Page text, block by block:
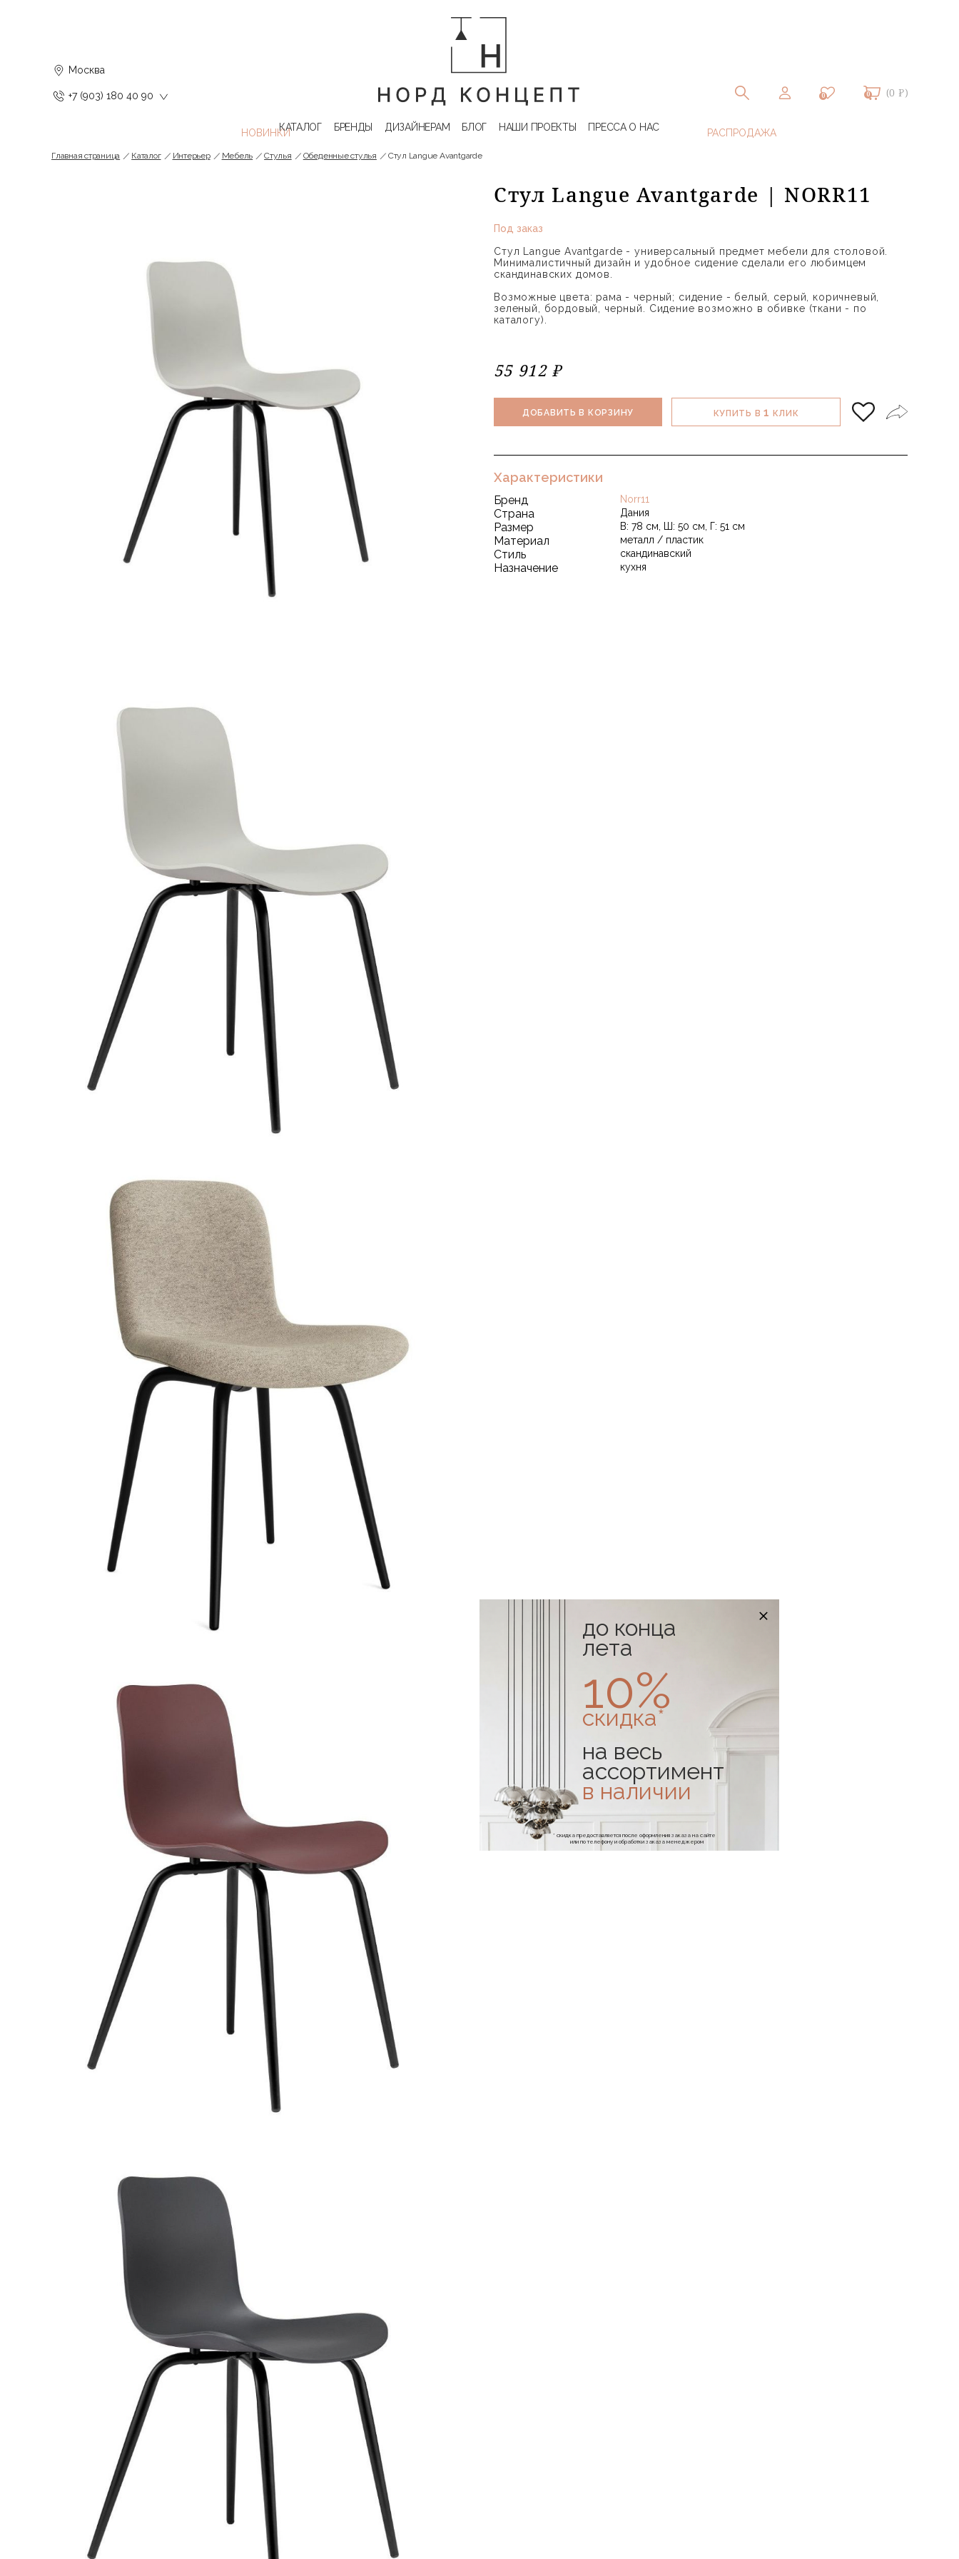
Москва
+7 (903) 180 40 90 0 0 (0 ₽)
КАТАЛОГ БРЕНДЫ ДИЗАЙНЕРАМ БЛОГ НАШИ ПРОЕКТЫ ПРЕССА О НАС
Главная страница Каталог Интерьер Мебель Стулья Обеденные стулья Стул Langue Avantgarde
Стул Langue Avantgarde | NORR11
Под заказ
Стул Langue Avantgarde - универсальный предмет мебели для столовой.
Минималистичный дизайн и удобное сидение сделали его любимцем
скандинавских домов.
Возможные цвета: рама - черный; сидение - белый, серый, коричневый,
зеленый, бордовый, черный. Сидение возможно в обивке (ткани - по
каталогу).
55 912 ₽
ДОБАВИТЬ В КОРЗИНУ КУПИТЬ В1 КЛИК
Характеристики
Бренд Norr11
Страна Дания
Размер В: 78 см, Ш: 50 см, Г: 51 см
Материал металл / пластик
Стиль скандинавский
Назначение кухня
до конца
лета
10%
скидка*
на весь
ассортимент
в наличии
* скидка предоставляется после оформления заказа на сайте
или по телефону и обработки заказа менеджером